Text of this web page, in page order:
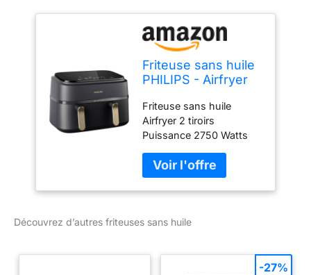
Friteuse sans huile
PHILIPS - Airfryer
cuve 9L - 8
programmes de
cuisson -
Accessoires inclus
- 2750W
Friteuse sans huile
Airfryer 2 tiroirs
Puissance 2750 Watts
fonctions préréglées
Découvrez d’autres friteuses sans huile
-27%